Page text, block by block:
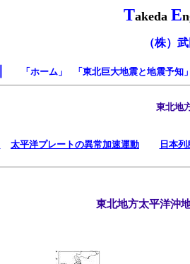
Takeda E
（株）
「 ホーム 」 「 東北巨大地震と地震予知
東北地
太平洋プレートの異常加速運動 日本
東北地方太平洋沖